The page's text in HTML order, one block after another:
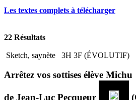
Les textes complets à télécharger
22 Résultats
Sketch, saynète 3H 3F (ÉVOLUTIF)
Arrêtez vos sottises élève Michu
de Jean-Luc Pecqueur